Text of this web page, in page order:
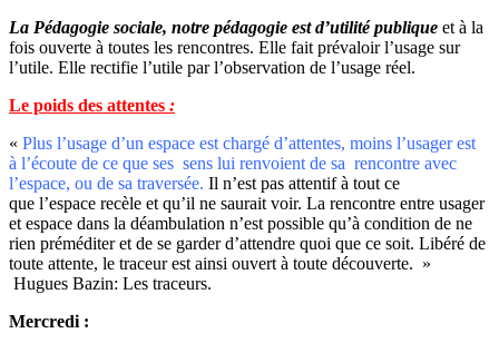
La Pédagogie sociale, notre pédagogie est d’utilité publique et à la
fois ouverte à toutes les rencontres. Elle fait prévaloir l’usage sur
l’utile. Elle rectifie l’utile par l’observation de l’usage réel.
Le poids des attentes :
« Plus l’usage d’un espace est chargé d’attentes, moins l’usager est
à l’écoute de ce que ses sens lui renvoient de sa rencontre avec
l’espace, ou de sa traversée. Il n’est pas attentif à tout ce
que l’espace recèle et qu’il ne saurait voir. La rencontre entre usager
et espace dans la déambulation n’est possible qu’à condition de ne
rien préméditer et de se garder d’attendre quoi que ce soit. Libéré de
toute attente, le traceur est ainsi ouvert à toute découverte. »
Hugues Bazin: Les traceurs.
Mercredi :